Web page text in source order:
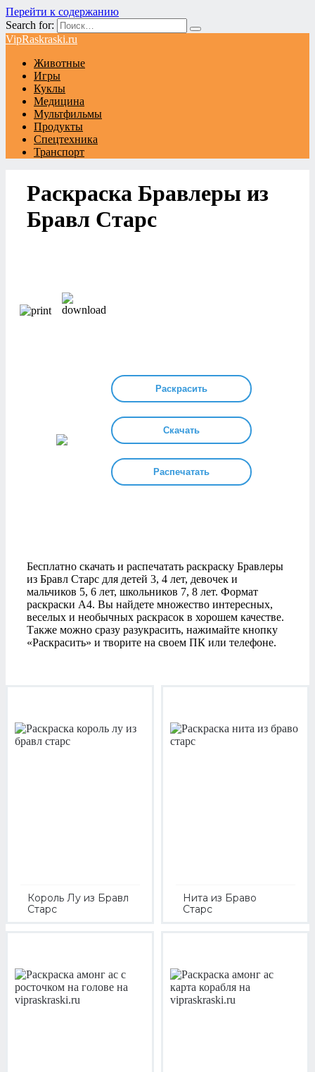
Перейти к содержанию
Search for:
VipRaskraski.ru
Животные
Игры
Куклы
Медицина
Мультфильмы
Продукты
Спецтехника
Транспорт
Раскраска Бравлеры из
Бравл Старс
Раскрасить
Скачать
Распечатать
Бесплатно скачать и распечатать раскраску Бравлеры
из Бравл Старс для детей 3, 4 лет, девочек и
мальчиков 5, 6 лет, школьников 7, 8 лет. Формат
раскраски А4. Вы найдете множество интересных,
веселых и необычных раскрасок в хорошем качестве.
Также можно сразу разукрасить, нажимайте кнопку
«Раскрасить» и творите на своем ПК или телефоне.
Король Лу из Бравл
Старс
Нита из Браво
Старс